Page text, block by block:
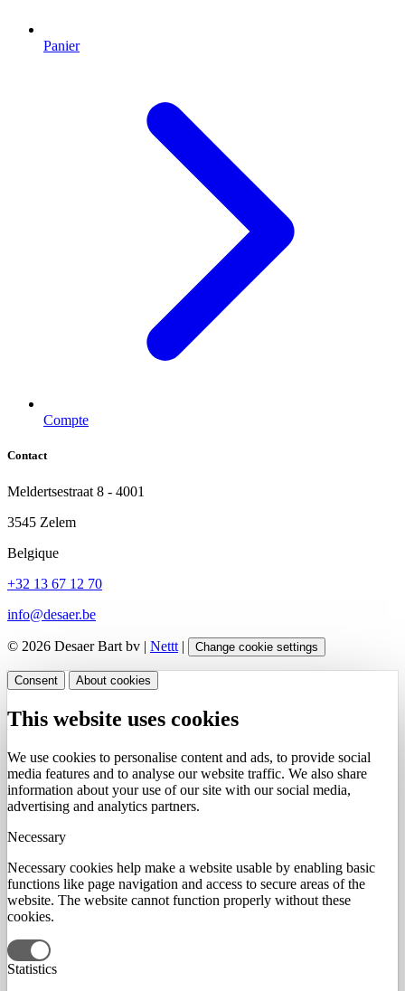
Panier
Compte
Contact
Meldertsestraat 8 - 4001
3545 Zelem
Belgique
+32 13 67 12 70
info@desaer.be
© 2026 Desaer Bart bv | Nettt | Change cookie settings
Consent About cookies
This website uses cookies
We use cookies to personalise content and ads, to provide social
media features and to analyse our website traffic. We also share
information about your use of our site with our social media,
advertising and analytics partners.
Necessary
Necessary cookies help make a website usable by enabling basic
functions like page navigation and access to secure areas of the
website. The website cannot function properly without these
cookies.
Statistics